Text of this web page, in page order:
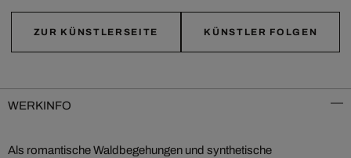
ZUR KÜNSTLERSEITE KÜNSTLER FOLGEN
WERKINFO
Als romantische Waldbegehungen und synthetische